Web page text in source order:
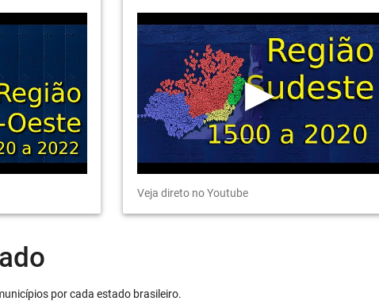
Veja direto no Youtube
por cada estado brasileiro.